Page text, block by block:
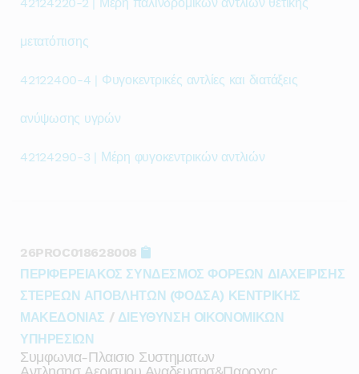
μετατόπισης
42122400-4 | Φυγοκεντρικές αντλίες και διατάξεις
ανύψωσης υγρών
42124290-3 | Μέρη φυγοκεντρικών αντλιών
26PROC018628008
ΠΕΡΙΦΕΡΕΙΑΚΟΣ ΣΥΝΔΕΣΜΟΣ ΦΟΡΕΩΝ ΔΙΑΧΕΙΡΙΣΗΣ
ΣΤΕΡΕΩΝ ΑΠΟΒΛΗΤΩΝ (ΦΟΔΣΑ) ΚΕΝΤΡΙΚΗΣ
ΜΑΚΕΔΟΝΙΑΣ / ΔΙΕΥΘΥΝΣΗ ΟΙΚΟΝΟΜΙΚΩΝ
ΥΠΗΡΕΣΙΩΝ
Συμφωνια-Πλαισιο Συστηματων